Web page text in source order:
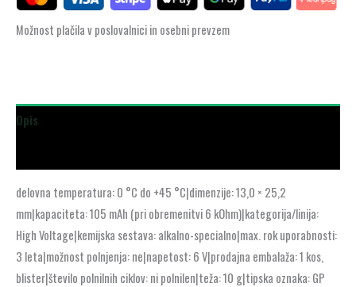
Možnost plačila v poslovalnici in osebni prevzem
Opis
delovna temperatura: 0 °C do +45 °C|dimenzije: 13,0 × 25,2
mm|kapaciteta: 105 mAh (pri obremenitvi 6 kOhm)|kategorija/linija:
High Voltage|kemijska sestava: alkalno-specialno|max. rok uporabnosti:
3 leta|možnost polnjenja: ne|napetost: 6 V|prodajna embalaža: 1 kos,
blister|število polnilnih ciklov: ni polnilen|teža: 10 g|tipska oznaka: GP